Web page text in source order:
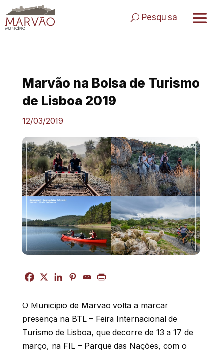
to
content
Pesquisa
Marvão na Bolsa de Turismo
de Lisboa 2019
12/03/2019
O Município de Marvão volta a marcar
presença na BTL – Feira Internacional de
Turismo de Lisboa, que decorre de 13 a 17 de
março, na FIL – Parque das Nações, com o